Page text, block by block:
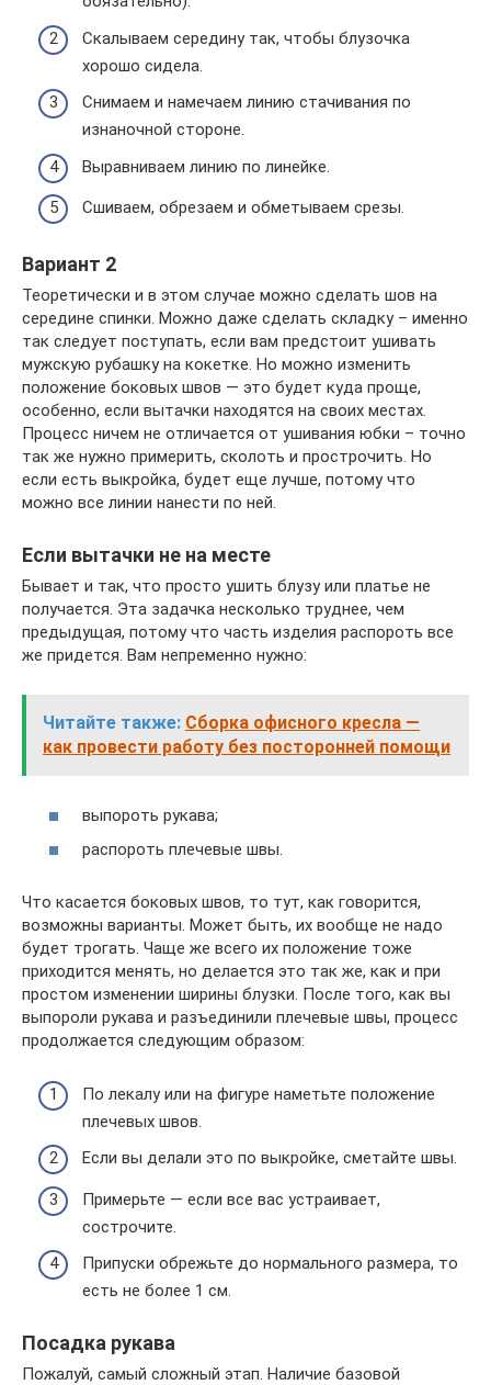
Скалываем середину так, чтобы блузочка
хорошо сидела.
Снимаем и намечаем линию стачивания по
изнаночной стороне.
Выравниваем линию по линейке.
Сшиваем, обрезаем и обметываем срезы.
Вариант 2
Теоретически и в этом случае можно сделать шов на
середине спинки. Можно даже сделать складку – именно
так следует поступать, если вам предстоит ушивать
мужскую рубашку на кокетке. Но можно изменить
положение боковых швов — это будет куда проще,
особенно, если вытачки находятся на своих местах.
Процесс ничем не отличается от ушивания юбки – точно
так же нужно примерить, сколоть и прострочить. Но
если есть выкройка, будет еще лучше, потому что
можно все линии нанести по ней.
Если вытачки не на месте
Бывает и так, что просто ушить блузу или платье не
получается. Эта задачка несколько труднее, чем
предыдущая, потому что часть изделия распороть все
же придется. Вам непременно нужно:
Читайте также: Сборка офисного кресла —
как провести работу без посторонней помощи
выпороть рукава;
распороть плечевые швы.
Что касается боковых швов, то тут, как говорится,
возможны варианты. Может быть, их вообще не надо
будет трогать. Чаще же всего их положение тоже
приходится менять, но делается это так же, как и при
простом изменении ширины блузки. После того, как вы
выпороли рукава и разъединили плечевые швы, процесс
продолжается следующим образом:
По лекалу или на фигуре наметьте положение
плечевых швов.
Если вы делали это по выкройке, сметайте швы.
Примерьте — если все вас устраивает,
сострочите.
Припуски обрежьте до нормального размера, то
есть не более 1 см.
Посадка рукава
Пожалуй, самый сложный этап. Наличие базовой